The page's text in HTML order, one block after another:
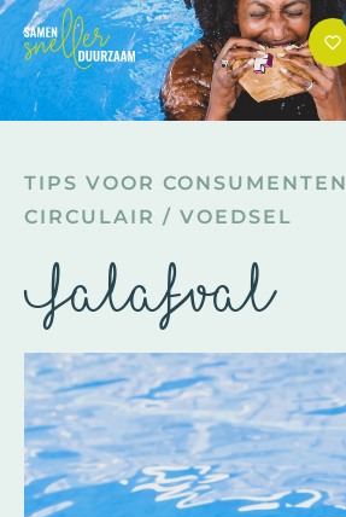
TIPS VOOR CONSUMENTEN
CIRCULAIR / VOEDSEL
Falafval